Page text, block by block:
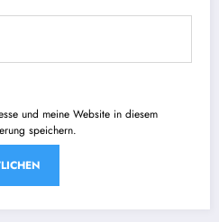
und meine Website in diesem
speichern.